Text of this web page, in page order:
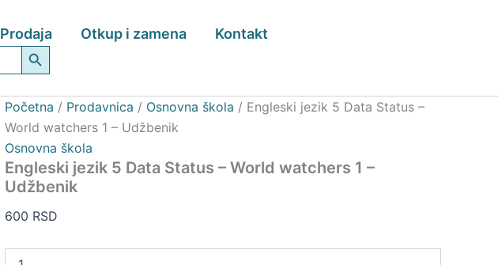
Prodaja Otkup i zamena Kontakt
Search Button
Početna / Prodavnica / Osnovna škola / Engleski jezik 5 Data Status –
World watchers 1 – Udžbenik
Osnovna škola
Engleski jezik 5 Data Status – World watchers 1 –
Udžbenik
600 RSD
5
World
1
–
Udžbenik
količina